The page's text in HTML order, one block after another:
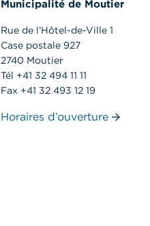
Municipalité de Moutier
Rue de l’Hôtel-de-Ville 1
Case postale 927
2740 Moutier
Tél +41 32 494 11 11
Fax +41 32 493 12 19
Horaires d’ouverture